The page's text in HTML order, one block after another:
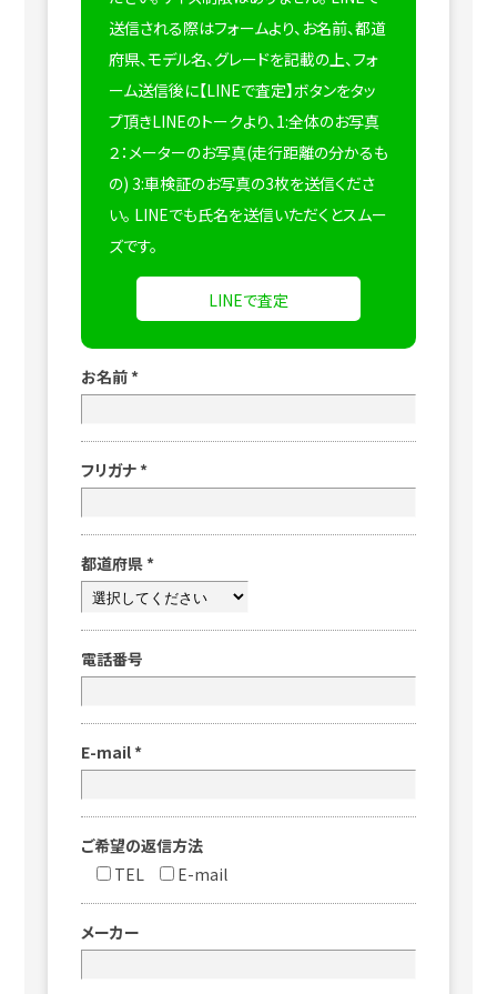
送信される際はフォームより、お名前、都道
府県、モデル名、グレードを記載の上、フォ
ーム送信後に【LINEで査定】ボタンをタッ
プ頂きLINEのトークより、1:全体のお写真
２：メーターのお写真(走行距離の分かるも
の) 3:車検証のお写真の3枚を送信くださ
い。 LINEでも氏名を送信いただくとスムー
ズです。
LINEで査定
お名前 *
フリガナ *
都道府県 *
電話番号
E-mail *
ご希望の返信方法
TEL
E-mail
メーカー